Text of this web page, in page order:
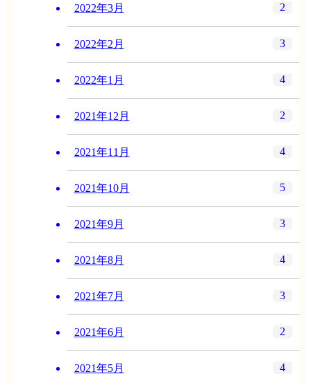
2022年3月 2
2022年2月 3
2022年1月 4
2021年12月 2
2021年11月 4
2021年10月 5
2021年9月 3
2021年8月 4
2021年7月 3
2021年6月 2
2021年5月 4